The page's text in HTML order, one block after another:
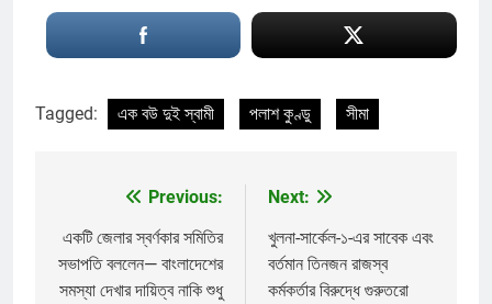
Tagged: এক বউ দুই স্বামী পলাশ কুণ্ডু সীমা
navigation
Previous:
একটি জেলার স্বর্ণকার সমিতির
সভাপতি বললেন— বাংলাদেশের
সমস্যা দেখার দায়িত্ব নাকি শুধু
Next:
খুলনা-সার্কেল-১-এর সাবেক এবং
বর্তমান তিনজন রাজস্ব
কর্মকর্তার বিরুদ্ধে গুরুতরো